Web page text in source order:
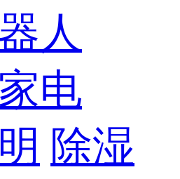
人
电
除湿